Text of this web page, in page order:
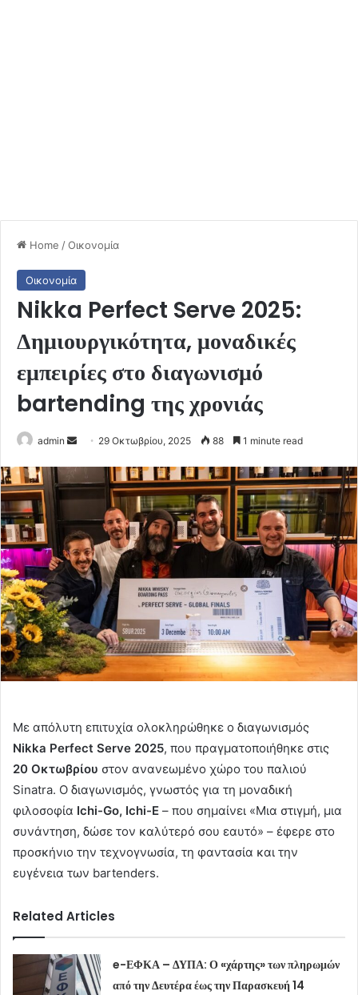
Home /Οικονομία
Οικονομία
Nikka Perfect Serve 2025:
Δημιουργικότητα, μοναδικές
εμπειρίες στο διαγωνισμό
bartending της χρονιάς
admin
Send
email
29 Οκτωβρίου, 2025 88 1 minute read
Με απόλυτη επιτυχία ολοκληρώθηκε ο διαγωνισμός
Nikka Perfect Serve 2025, που πραγματοποιήθηκε στις
20 Οκτωβρίου στον ανανεωμένο χώρο του παλιού
Sinatra. Ο διαγωνισμός, γνωστός για τη μοναδική
φιλοσοφία Ichi-Go, Ichi-E – που σημαίνει «Μια στιγμή, μια
συνάντηση, δώσε τον καλύτερό σου εαυτό» – έφερε στο
προσκήνιο την τεχνογνωσία, τη φαντασία και την
ευγένεια των bartenders.
Related Articles
e-ΕΦΚΑ – ΔΥΠΑ: Ο «χάρτης» των πληρωμών
από την Δευτέρα έως την Παρασκευή 14